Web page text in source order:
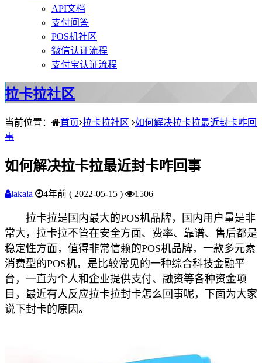
API文档
支付问答
POS机社区
微信认证流程
支付宝认证流程
拉卡拉社区
当前位置： 首页 拉卡拉社区
如何解决拉卡拉最近封卡咋回
事
如何解决拉卡拉最近封卡咋回事
lakala 4年前 ( 2022-05-15 ) 1506
拉卡拉是国内最大的POS机品牌，国内用户量是非
常大，拉卡拉不管在安全方面、费率、靠谱、售后都是
稳定性方面，值得非常信赖的POS机品牌，一款多元素
消费型的POS机，是比较常见的一种综合科技金融平
台，一直为个人和企业提供支付、融资等各种资金项
目，最近有人反应拉卡拉封卡怎么回事呢，下面为大家
说下封卡的原因。